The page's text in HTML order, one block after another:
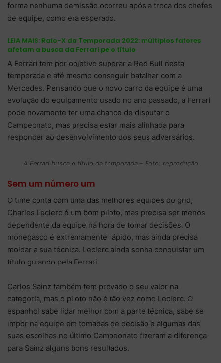
forma nenhuma demissão ocorreu após a troca dos chefes
de equipe, como era esperado.
LEIA MAIS: Raio-X da Temporada 2022: múltiplos fatores
afetam a busca da Ferrari pelo título
A Ferrari tem por objetivo superar a Red Bull nesta
temporada e até mesmo conseguir batalhar com a
Mercedes. Pensando que o novo carro da equipe é uma
evolução do equipamento usado no ano passado, a Ferrari
pode novamente ter uma chance de disputar o
Campeonato, mas precisa estar mais alinhada para
responder ao desenvolvimento dos seus adversários.
A Ferrari busca o título da temporada – Foto: reprodução
Sem um número um
O time conta com uma das melhores equipes do grid,
Charles Leclerc é um bom piloto, mas precisa ser menos
dependente da equipe na hora de tomar decisões. O
monegasco é extremamente rápido, mas ainda precisa
moldar a sua técnica. Leclerc ainda sonha conquistar um
título guiando pela Ferrari.
Carlos Sainz também tem provado o seu valor na
categoria, mas o piloto não é tão vez como Leclerc. O
espanhol sabe lidar melhor com a parte técnica, sabe se
impor na equipe em tomadas de decisão e algumas das
suas escolhas no último Campeonato fizeram a diferença
para Sainz alguns bons resultados.